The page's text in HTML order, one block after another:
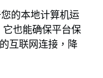
的本地计算机运
也能确保平台保
互联网连接，降